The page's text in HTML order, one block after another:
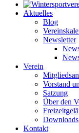
Aktuelles
Blog
Newsletter
Verein
Vorstand
Satzung
Über den
Downloads
Kontakt